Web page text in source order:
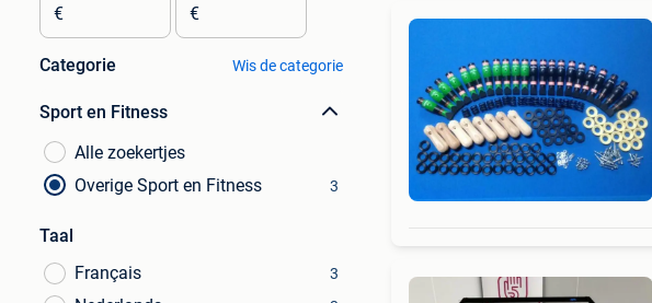
€ €
Categorie Wis de categorie
Sport en Fitness
Alle zoekertjes
Overige Sport en Fitness
3
Taal
Français
3